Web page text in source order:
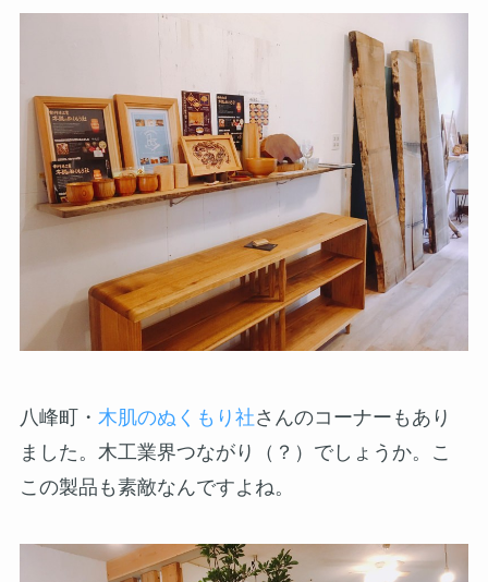
八峰町・ 木肌のぬくもり社さんのコーナーもあり
ました。木工業界つながり（？）でしょうか。こ
この製品も素敵なんですよね。